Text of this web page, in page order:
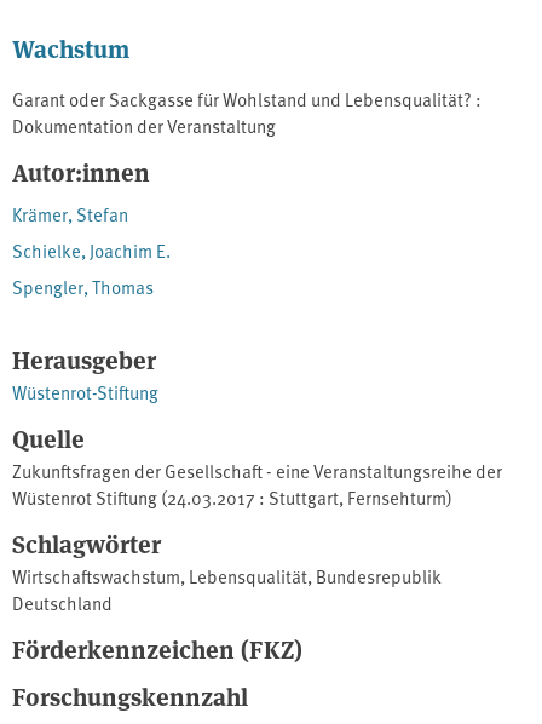
Wachstum
Garant oder Sackgasse für Wohlstand und Lebensqualität? :
Dokumentation der Veranstaltung
Autor:innen
Krämer, Stefan
Schielke, Joachim E.
Spengler, Thomas
Herausgeber
Wüstenrot-Stiftung
Quelle
Zukunftsfragen der Gesellschaft - eine Veranstaltungsreihe der
Wüstenrot Stiftung (24.03.2017 : Stuttgart, Fernsehturm)
Schlagwörter
Wirtschaftswachstum,Lebensqualität,Bundesrepublik
Deutschland
Förderkennzeichen (FKZ)
Forschungskennzahl